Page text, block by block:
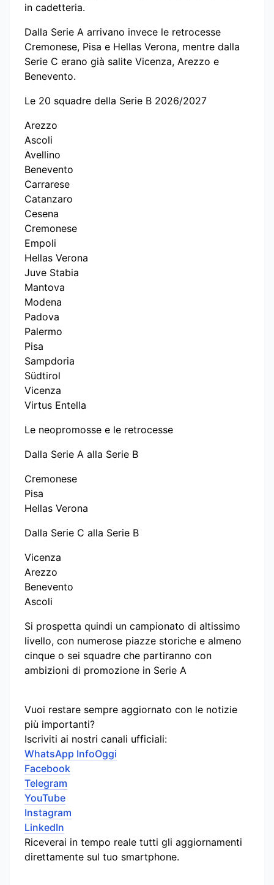
in cadetteria.
Dalla Serie A arrivano invece le retrocesse
Cremonese, Pisa e Hellas Verona, mentre dalla
Serie C erano già salite Vicenza, Arezzo e
Benevento.
Le 20 squadre della Serie B 2026/2027
Arezzo
Ascoli
Avellino
Benevento
Carrarese
Catanzaro
Cesena
Cremonese
Empoli
Hellas Verona
Juve Stabia
Mantova
Modena
Padova
Palermo
Pisa
Sampdoria
Südtirol
Vicenza
Virtus Entella
Le neopromosse e le retrocesse
Dalla Serie A alla Serie B
Cremonese
Pisa
Hellas Verona
Dalla Serie C alla Serie B
Vicenza
Arezzo
Benevento
Ascoli
Si prospetta quindi un campionato di altissimo
livello, con numerose piazze storiche e almeno
cinque o sei squadre che partiranno con
ambizioni di promozione in Serie A
Vuoi restare sempre aggiornato con le notizie
più importanti?
Iscriviti ai nostri canali ufficiali:
WhatsApp InfoOggi
Facebook
Telegram
YouTube
Instagram
LinkedIn
Riceverai in tempo reale tutti gli aggiornamenti
direttamente sul tuo smartphone.